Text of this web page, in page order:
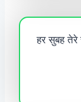
हर सुबह तेरे